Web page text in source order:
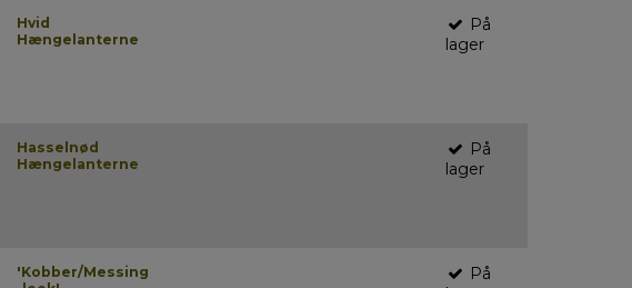
Hvid
Hængelanterne
På
lager
Hasselnød
Hængelanterne
På
lager
'Kobber/Messing
På